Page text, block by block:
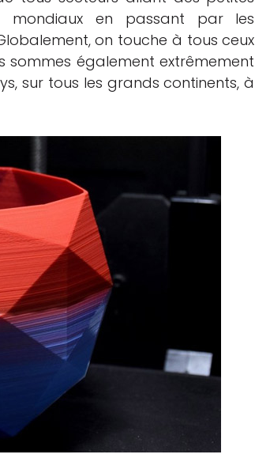
mondiaux en passant par les
on touche à tous ceux
sommes également extrêmement
sur tous les grands continents, à